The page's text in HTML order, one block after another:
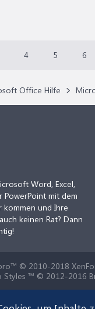
4 5 6
Office Hilfe
Word, Excel,
PowerPoint mit dem
kommen und Ihre
keinen Rat? Dann
© 2010-2018
™ © 2012-2016